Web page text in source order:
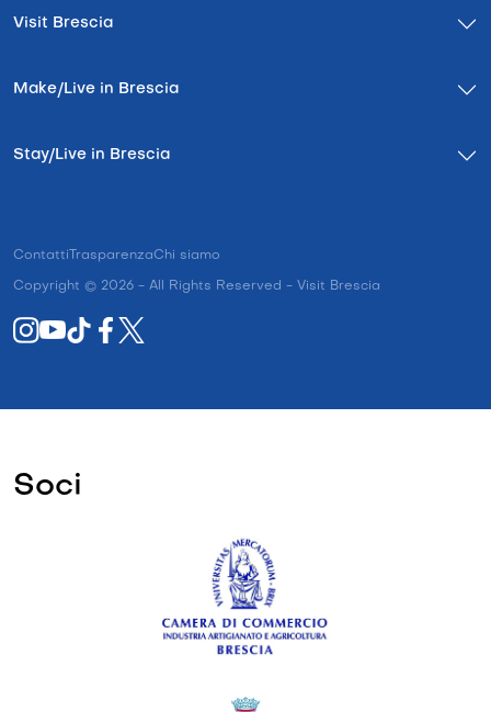
Visit Brescia
Make/Live in Brescia
Stay/Live in Brescia
Contatti TrasparenzaChi siamo
Copyright © 2026 - All Rights Reserved - Visit Brescia
Soci